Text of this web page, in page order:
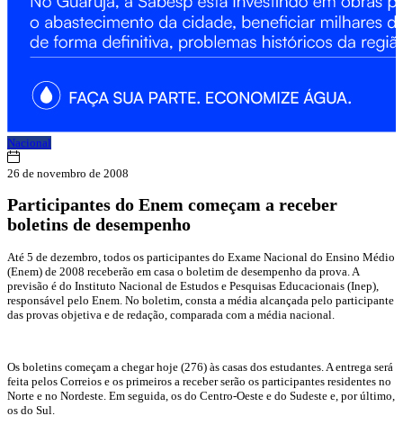
Nacional
26 de novembro de 2008
Participantes do Enem começam a receber
boletins de desempenho
Até 5 de dezembro, todos os participantes do Exame Nacional do Ensino Médio
(Enem) de 2008 receberão em casa o boletim de desempenho da prova. A
previsão é do Instituto Nacional de Estudos e Pesquisas Educacionais (Inep),
responsável pelo Enem. No boletim, consta a média alcançada pelo participante
das provas objetiva e de redação, comparada com a média nacional.
Os boletins começam a chegar hoje (276) às casas dos estudantes. A entrega será
feita pelos Correios e os primeiros a receber serão os participantes residentes no
Norte e no Nordeste. Em seguida, os do Centro-Oeste e do Sudeste e, por último,
os do Sul.